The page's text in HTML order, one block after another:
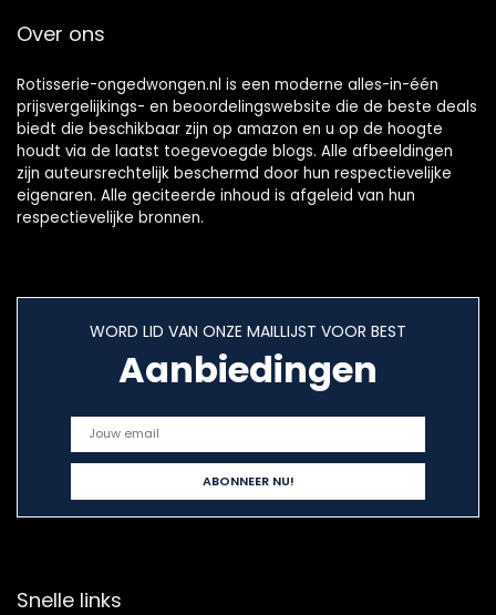
Over ons
Rotisserie-ongedwongen.nl is een moderne alles-in-één
prijsvergelijkings- en beoordelingswebsite die de beste deals
biedt die beschikbaar zijn op amazon en u op de hoogte
houdt via de laatst toegevoegde blogs. Alle afbeeldingen
zijn auteursrechtelijk beschermd door hun respectievelijke
eigenaren. Alle geciteerde inhoud is afgeleid van hun
respectievelijke bronnen.
WORD LID VAN ONZE MAILLIJST VOOR BEST
Aanbiedingen
Snelle links